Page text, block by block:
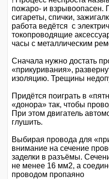
пожаро- и взрывоопасен.
сигареты, спички,
работа ведётся с
токопроводящие
часы с металлическим
Сначала нужно достать
«прикуривания»,
изоляцию. Трещины
Придётся поиграть в
«донора» так, чтобы
При этом двигатель
глушить.
Выбирая провода для
внимание на сечение
заделки в разъёмы.
не менее 16 мм2, а
проводом пропаяно